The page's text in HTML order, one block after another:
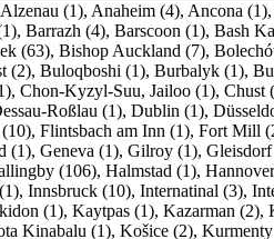
Alzenau (1), Anaheim (4), Ancona (1),
, Barrazh (4), Barscoon (1), Bash
(63), Bishop Auckland (7),
(2), Buloqboshi (1), Burbalyk (1),
, Chon-Kyzyl-Suu, Jailoo (1), Chust
Roßlau (1), Dublin (1),
, Flintsbach am Inn (1), Fort Mill
(1), Geneva (1), Gilroy (1),
(106), Halmstad (1),
, Innsbruck (10), Internatinal (3),
(1), Kaytpas (1), Kazarman (2),
Kinabalu (1), Košice (2),